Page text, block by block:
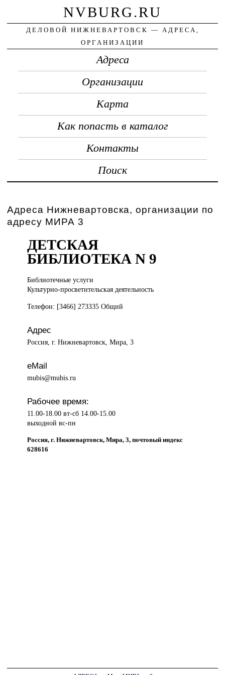
NVBURG.RU
ДЕЛОВОЙ НИЖНЕВАРТОВСК — АДРЕСА,
ОРГАНИЗАЦИИ
Адреса
Организации
Карта
Как попасть в каталог
Контакты
Поиск
Адреса Нижневартовска, организации по
адресу МИРА 3
ДЕТСКАЯ
БИБЛИОТЕКА N 9
Библиотечные услуги
Культурно-просветительская деятельность
Телефон: [3466] 273335 Общий
Адрес
Россия, г. Нижневартовск, Мира, 3
eMail
mubis@mubis.ru
Рабочее время:
11.00-18.00 вт-сб 14.00-15.00
выходной вс-пн
Россия, г. Нижневартовск, Мира, 3, почтовый индекс
628616